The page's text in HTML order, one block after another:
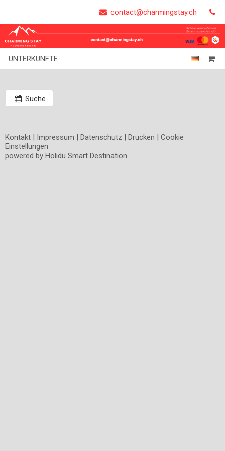
contact@charmingstay.ch
UNTERKÜNFTE
Suche
Kontakt | Impressum | Datenschutz | Drucken | Cookie
Einstellungen
powered by Holidu Smart Destination